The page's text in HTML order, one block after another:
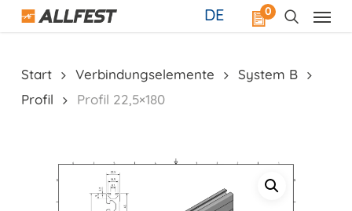
Skip
0
DE
Start Verbindungselemente
System B
Profil
Profil 22,5×180